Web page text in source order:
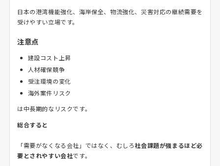
日本の港湾機能強化、海岸保全、物流強化、災害対応の継続需要を
受けやすい立場です。
注意点
建設コスト上昇
人材確保競争
受注環境の変化
海外案件リスク
は中長期的なリスクです。
総合すると
「需要がなくなる会社」ではなく、むしろ社会課題が強まるほど必
要とされやすい会社です。